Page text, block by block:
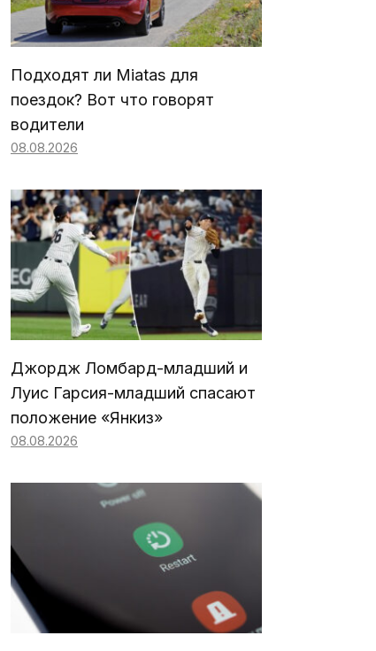
Подходят ли Miatas для
поездок? Вот что говорят
водители
08.08.2026
Джордж Ломбард-младший и
Луис Гарсия-младший спасают
положение «Янкиз»
08.08.2026